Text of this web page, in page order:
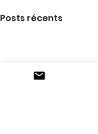
Posts récents